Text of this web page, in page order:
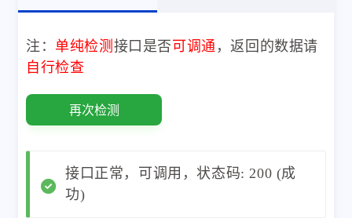
注： 单纯检测 接口是否 可调通 ，返回的数据请
自行检查
再次检测
接口正常，可调用，状态码: 200 (成
功)